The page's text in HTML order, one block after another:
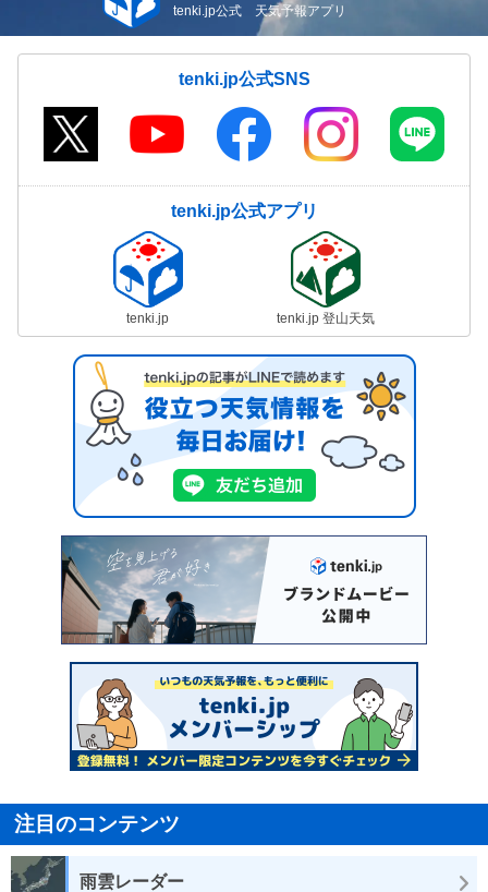
tenki.jp公式 天気予報アプリ
tenki.jp公式SNS
tenki.jp公式アプリ
tenki.jp tenki.jp 登山天気
注目のコンテンツ
雨雲レーダー